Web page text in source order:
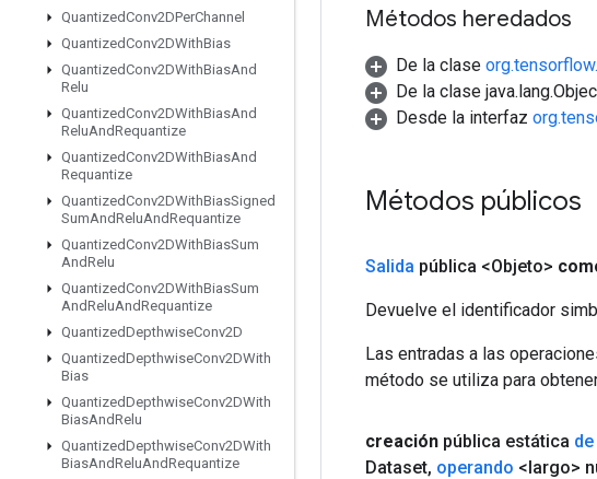
QuantizedConv2DPerChannel
QuantizedConv2DWithBias
QuantizedConv2DWithBiasAnd
Relu
QuantizedConv2DWithBiasAnd
ReluAndRequantize
QuantizedConv2DWithBiasAnd
Requantize
QuantizedConv2DWithBiasSigned
SumAndReluAndRequantize
QuantizedConv2DWithBiasSum
AndRelu
QuantizedConv2DWithBiasSum
AndReluAndRequantize
QuantizedDepthwiseConv2D
QuantizedDepthwiseConv2DWith
Bias
QuantizedDepthwiseConv2DWith
BiasAndRelu
QuantizedDepthwiseConv2DWith
BiasAndReluAndRequantize
Métodos heredados
De la clase
De la clase
Desde la interfaz
Métodos públicos
Salida pública <Objeto>
Devuelve el identificador
Las entradas a las
método se utiliza para
creación pública estática
Dataset, operando <largo>